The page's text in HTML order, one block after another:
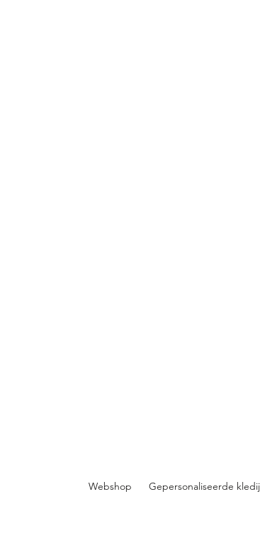
Webshop Gepersonaliseerde kledij